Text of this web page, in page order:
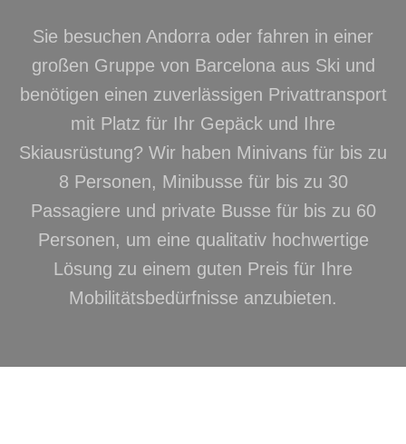
Sie besuchen Andorra oder fahren in einer
großen Gruppe von Barcelona aus Ski und
benötigen einen zuverlässigen Privattransport
mit Platz für Ihr Gepäck und Ihre
Skiausrüstung? Wir haben Minivans für bis zu
8 Personen, Minibusse für bis zu 30
Passagiere und private Busse für bis zu 60
Personen, um eine qualitativ hochwertige
Lösung zu einem guten Preis für Ihre
Mobilitätsbedürfnisse anzubieten.